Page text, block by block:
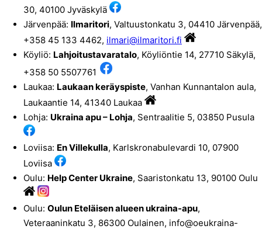
30, 40100 Jyväskylä
Järvenpää: Ilmaritori, Valtuustonkatu 3, 04410 Järvenpää,
+358 ​45 133 4462, ilmari@ilmaritori.fi
Köyliö: Lahjoitustavaratalo, Köyliöntie 14, 27710 Säkylä,
+358 50 5507761
Laukaa: Laukaan keräyspiste, Vanhan Kunnantalon aula,
Laukaantie 14, 41340 Laukaa
Lohja: Ukraina apu – Lohja, Sentraalitie 5, 03850 Pusula
Loviisa: En Villekulla, Karlskronabulevardi 10, 07900
Loviisa
Oulu: Help Center Ukraine, Saaristonkatu 13, 90100 Oulu
Oulu: Oulun Eteläisen alueen ukraina-apu,
Veteraaninkatu 3, 86300 Oulainen, info@oeukraina-